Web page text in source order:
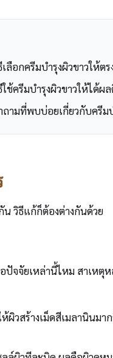
เลือกครีมบำรุงผิวขาวให้
ใช้ครีมบำรุงผิวขาวให้ได้ผ
ถามที่พบบ่อยเกี่ยวกับครีม
น วิธีแก้ก็ต้องต่างกันด้วย
จจัยเหล่านี้ไหม สาเห
วสร้างเม็ดสีเมลานินมา